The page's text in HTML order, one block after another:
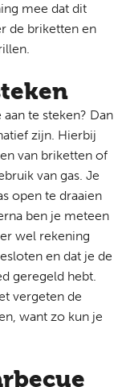
mee dat dit
de briketten en
te steken? Dan
zijn. Hierbij
van briketten of
van gas. Je
open te draaien
ben je meteen
wel rekening
en dat je de
geregeld hebt.
vergeten de
want zo kun je